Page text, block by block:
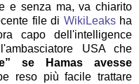
e senza ma, va chiarito
file di WikiLeaksha
capo dell'intelligence
USA che
se Hamas avesse
reso più facile trattare